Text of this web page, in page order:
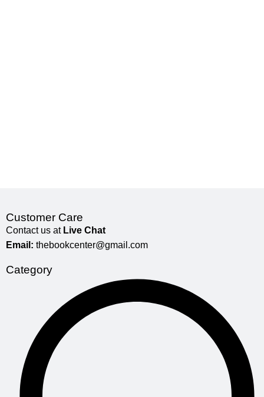
Customer Care
Contact us at Live Chat
Email: thebookcenter@gmail.com
Category